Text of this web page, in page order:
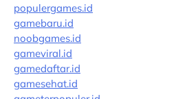
populergames.id
gamebaru.id
noobgames.id
gameviral.id
gamedaftar.id
gamesehat.id